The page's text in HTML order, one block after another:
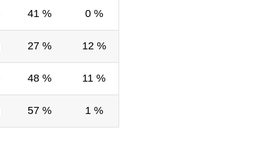
41 % 0 %
27 % 12 %
48 % 11 %
57 % 1 %